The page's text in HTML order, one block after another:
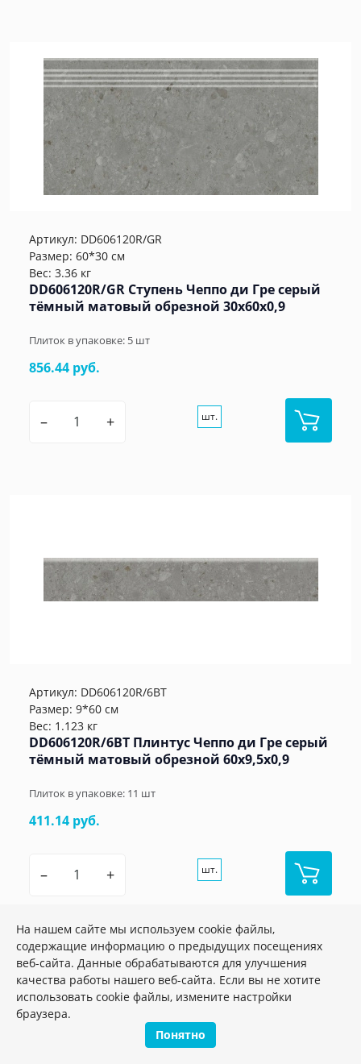
Артикул: DD606120R/GR
Размер: 60*30 см
Вес: 3.36 кг
DD606120R/GR Ступень Чеппо ди Гре серый
тёмный матовый обрезной 30x60x0,9
Плиток в упаковке: 5 шт
856.44 руб.
– + шт.
Артикул: DD606120R/6BT
Размер: 9*60 см
Вес: 1.123 кг
DD606120R/6BT Плинтус Чеппо ди Гре серый
тёмный матовый обрезной 60x9,5x0,9
Плиток в упаковке: 11 шт
411.14 руб.
– + шт.
На нашем сайте мы используем cookie файлы,
содержащие информацию о предыдущих посещениях
веб-сайта. Данные обрабатываются для улучшения
качества работы нашего веб-сайта. Если вы не хотите
использовать cookie файлы, измените настройки
браузера.
Понятно